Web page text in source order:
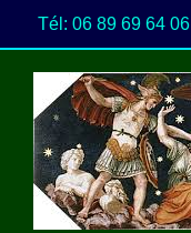
Passer
au
contenu
Tél: 06 89 69 64 06